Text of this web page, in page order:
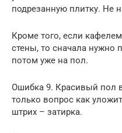
подрезанную плитку. Не
Кроме того, если
стены, то сначала нужно
потом уже на пол.
Ошибка 9. Красивый пол
только вопрос как
штрих – затирка.